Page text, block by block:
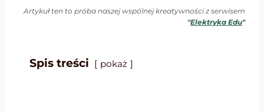
Artykuł ten to próba naszej wspólnej kreatywności z serwisem
"Elektryka Edu"
Spis treści pokaż